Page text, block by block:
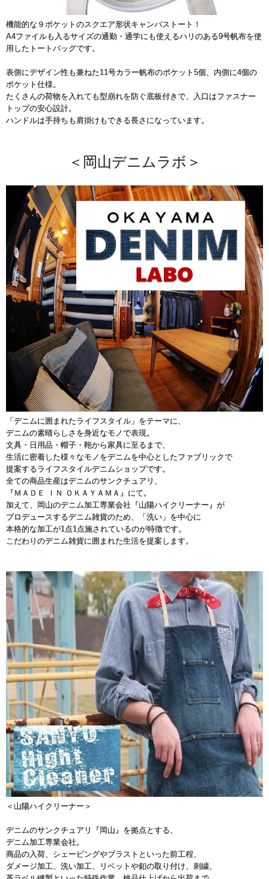
機能的な９ポケットのスクエア形状キャンバストート！
A4ファイルも入るサイズの通勤・通学にも使えるハリのある9号帆布を使
用したトートバッグです。
表側にデザイン性も兼ねた11号カラー帆布のポケット5個、内側に4個の
ポケット仕様。
たくさんの荷物を入れても型崩れを防ぐ底板付きで、入口はファスナー
トップの安心設計。
ハンドルは手持ちも肩掛けもできる長さになっています。
＜岡山デニムラボ＞
「デニムに囲まれたライフスタイル」をテーマに、
デニムの素晴らしさを身近なモノで表現。
文具・日用品・帽子・鞄から家具に至るまで、
生活に密着した様々なモノをデニムを中心としたファブリックで
提案するライフスタイルデニムショップです。
全ての商品生産はデニムのサンクチュアリ、
『ＭＡＤＥ ＩＮ ＯＫＡＹＡＭＡ』にて。
加えて、岡山のデニム加工専業会社『山陽ハイクリーナー』が
プロデュースするデニム雑貨のため、「洗い」を中心に
本格的な加工が1点1点施されているのが特徴です。
こだわりのデニム雑貨に囲まれた生活を提案します。
＜山陽ハイクリーナー＞
デニムのサンクチュアリ『岡山』を拠点とする、
デニム加工専業会社。
商品の入荷、シェービングやブラストといった前工程、
ダメージ加工、洗い加工、リベットや釦の取り付け、刺繍、